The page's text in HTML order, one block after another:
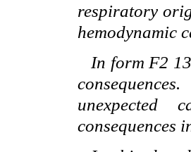
respiratory
hemodynamic
In form F2
unexpected
consequences